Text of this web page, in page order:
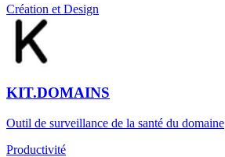
Création et Design
KIT.DOMAINS
Outil de surveillance de la santé du domaine
Productivité